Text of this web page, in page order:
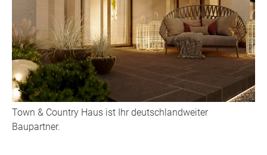
Town & Country Haus ist Ihr deutschlandweiter
Baupartner.